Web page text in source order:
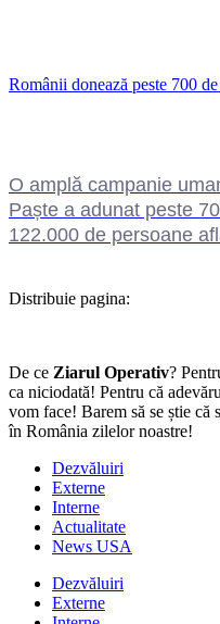
Românii donează peste 700
O amplă campanie
Paște a adunat peste
122.000 de persoane
Distribuie pagina:
De ce Ziarul Operativ?
ca niciodată! Pentru că
vom face! Barem să se știe
în România zilelor noastre!
Dezvăluiri
Externe
Interne
Actualitate
News USA
Dezvăluiri
Externe